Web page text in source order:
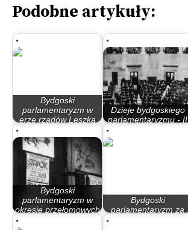
Podobne artykuły:
Bydgoski
parlamentaryzm w
erze rządów Leszka
Dzieje bydgoskiego
parlamentaryzmu - II
Bydgoski
parlamentaryzm w
okresie przełomowych
Bydgoski
parlamentaryzm za